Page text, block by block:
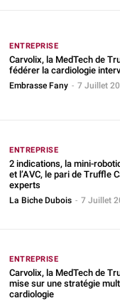
ENTREPRISE
Carvolix, la MedTech de
fédérer la cardiologie
Embrasse Fany - 7 Juillet
ENTREPRISE
2 indications, la mini-
et l’AVC, le pari de Truffle
experts
La Biche Dubois - 7 Juillet
ENTREPRISE
Carvolix, la MedTech de
mise sur une stratégie
cardiologie